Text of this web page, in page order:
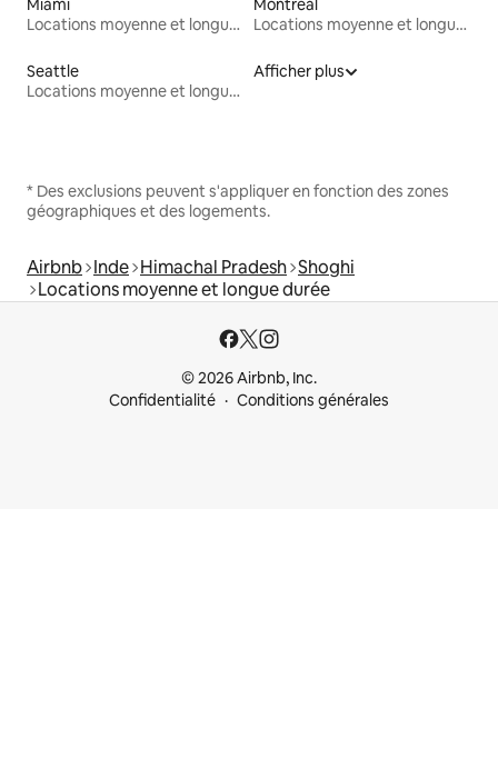
Miami
Locations moyenne et longue durée
Montréal
Locations moyenne et longue durée
Seattle
Locations moyenne et longue durée
Afficher plus
* Des exclusions peuvent s'appliquer en fonction des zones
géographiques et des logements.
Airbnb Inde Himachal Pradesh Shoghi
Locations moyenne et longue durée
© 2026 Airbnb, Inc.
Confidentialité
Conditions générales